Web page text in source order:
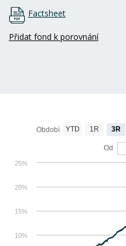
Factsheet
Přidat fond k porovnání
10%
15%
20%
25%
Období YTD 1R 3R
Od